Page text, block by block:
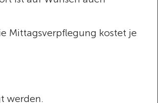
Mittagsverpflegung kostet je
werden.